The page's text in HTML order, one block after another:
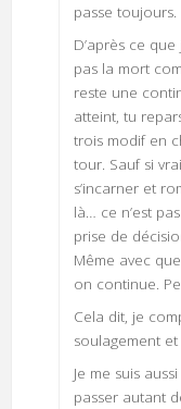
passe toujours.
D’après ce
pas la mort
reste une
atteint, tu
trois modif en
tour. Sauf si
s’incarner et
là… ce n’est
prise de
Même avec
on continue.
Cela dit, je
soulagement
Je me suis
passer autant